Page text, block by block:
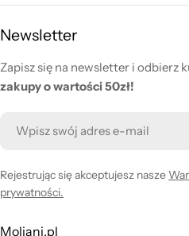
Newsletter
Zapisz się na newsletter i odbierz
zakupy o wartości 50zł!
mail
Rejestrując się akceptujesz nasze
prywatności.
Moliani.pl